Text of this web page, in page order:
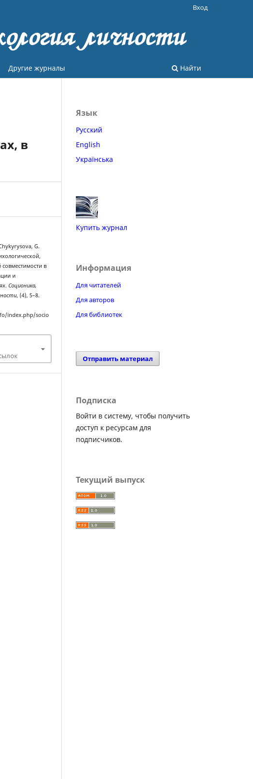
личности
Другие журналы Найти
Вход
в
G.
в
и
Соционика,
, (4), 5–8.
index.php/socio
Язык
Русский
English
Українська
Купить журнал
Информация
Для читателей
Для авторов
Для библиотек
Отправить материал
Подписка
Войти в систему, чтобы получить
доступ к ресурсам для
подписчиков.
Текущий выпуск